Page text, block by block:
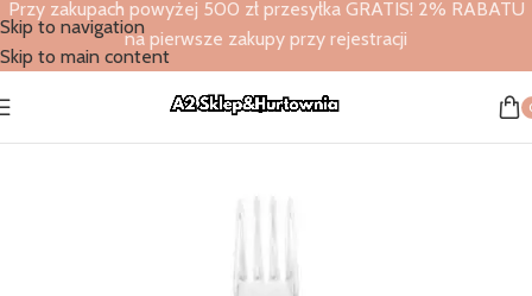
Skip to navigation
Skip to main content
Przy zakupach powyżej 500 zł przesyłka GRATIS! 2% RABATU
na pierwsze zakupy przy rejestracji
Strona główna Artykuły gastronomiczne